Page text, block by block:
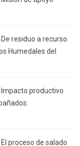
residuo a recurso.
Humedales del
Impacto productivo
proceso de salado